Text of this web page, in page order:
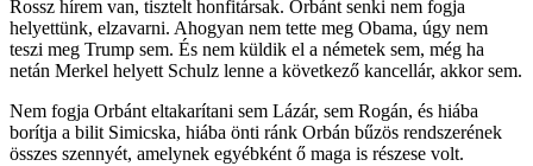
Rossz hírem van, tisztelt honfitársak. Orbánt senki nem fogja
helyettünk, elzavarni. Ahogyan nem tette meg Obama, úgy nem
teszi meg Trump sem. És nem küldik el a németek sem, még ha
netán Merkel helyett Schulz lenne a következő kancellár, akkor sem.
Nem fogja Orbánt eltakarítani sem Lázár, sem Rogán, és hiába
borítja a bilit Simicska, hiába önti ránk Orbán bűzös rendszerének
összes szennyét, amelynek egyébként ő maga is részese volt.